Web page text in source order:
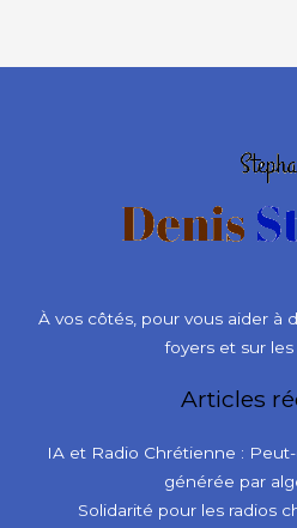
À vos côtés, pour vous aider à
foyers et sur
Articles
IA et Radio Chrétienne :
générée par
Solidarité pour les radios